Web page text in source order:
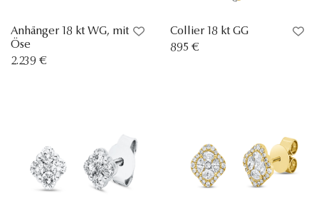
Anhänger 18 kt WG, mit
Öse
2.239 €
Collier 18 kt GG
895 €